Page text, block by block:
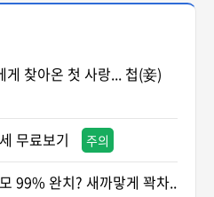
게 찾아온 첫 사랑... 첩(妾)
무료보기 주의
99% 완치? 새까맣게 꽉차..